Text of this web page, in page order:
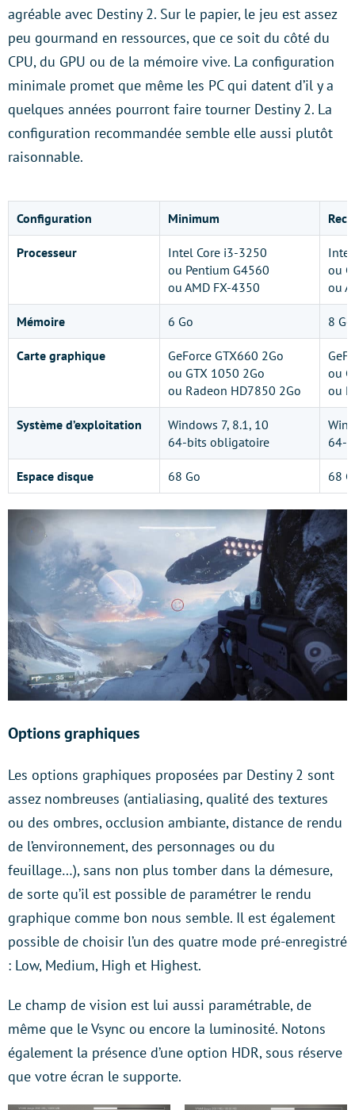
agréable avec Destiny 2. Sur le papier, le jeu est assez
peu gourmand en ressources, que ce soit du côté du
CPU, du GPU ou de la mémoire vive. La configuration
minimale promet que même les PC qui datent d’il y a
quelques années pourront faire tourner Destiny 2. La
configuration recommandée semble elle aussi plutôt
raisonnable.
Configuration Minimum
Processeur
Intel Core i3-3250
ou Pentium G4560
ou AMD FX-4350
ou
ou
Mémoire 6 Go 8 Go
Carte graphique
GeForce GTX660 2Go
ou GTX 1050 2Go
ou Radeon HD7850 2Go
ou
ou
Système d’exploitation
Windows 7, 8.1, 10
64-bits obligatoire
64-
Espace disque 68 Go 68
Options graphiques
Les options graphiques proposées par Destiny 2 sont
assez nombreuses (antialiasing, qualité des textures
ou des ombres, occlusion ambiante, distance de rendu
de l’environnement, des personnages ou du
feuillage…), sans non plus tomber dans la démesure,
de sorte qu’il est possible de paramétrer le rendu
graphique comme bon nous semble. Il est également
possible de choisir l’un des quatre mode pré-enregistré
: Low, Medium, High et Highest.
Le champ de vision est lui aussi paramétrable, de
même que le Vsync ou encore la luminosité. Notons
également la présence d’une option HDR, sous réserve
que votre écran le supporte.